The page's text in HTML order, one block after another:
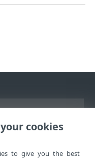
Base
cookies
to give you the best